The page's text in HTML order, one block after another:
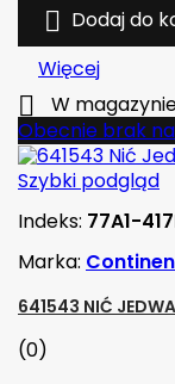
 Dodaj do
Więcej

W
Obecnie brak
Szybki podgląd
Indeks: 77A1-
Marka:
641543 NIĆ
(0)